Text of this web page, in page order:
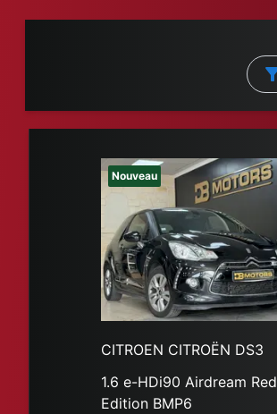
Nouveau
CITROEN CITROËN DS3
1.6 e-HDi90 Airdream Red
Edition BMP6